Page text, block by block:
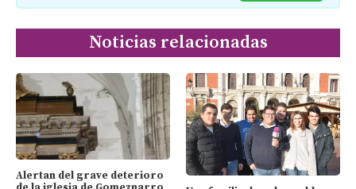
Noticias relacionadas
Alertan del grave deterioro